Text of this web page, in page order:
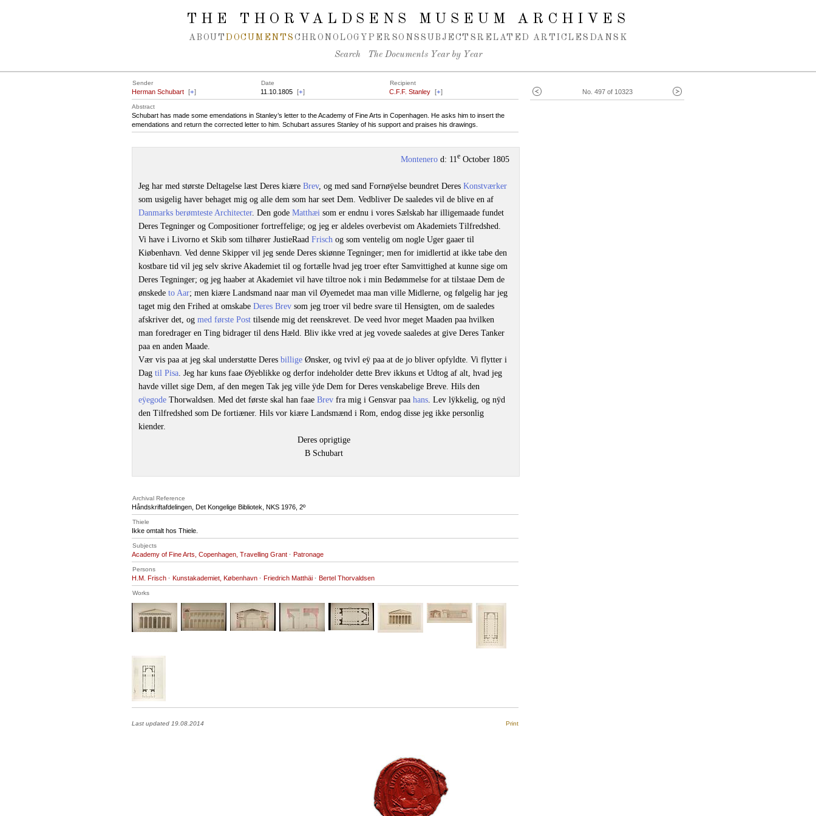
THE THORVALDSENS MUSEUM ARCHIVES
ABOUT DOCUMENTS CHRONOLOGY PERSONS SUBJECTS RELATED ARTICLES DANSK
Search The Documents Year by Year
No. 497 of 10323
Sender Date Recipient
Herman Schubart [+] 11.10.1805 [+] C.F.F. Stanley [+]
Abstract
Schubart has made some emendations in Stanley’s letter to the Academy of Fine Arts in Copenhagen. He asks him to insert the
emendations and return the corrected letter to him. Schubart assures Stanley of his support and praises his drawings.
Montenero d: 11e October 1805
Jeg har med største Deltagelse læst Deres kiære Brev, og med sand Fornøÿelse beundret Deres Konstværker
som usigelig haver behaget mig og alle dem som har seet Dem. Vedbliver De saaledes vil de blive en af
Danmarks berømteste Architecter. Den gode Matthæi som er endnu i vores Sælskab har illigemaade fundet
Deres Tegninger og Compositioner fortreffelige; og jeg er aldeles overbevist om Akademiets Tilfredshed.
Vi have i Livorno et Skib som tilhører JustieRaad Frisch og som ventelig om nogle Uger gaaer til
Kiøbenhavn. Ved denne Skipper vil jeg sende Deres skiønne Tegninger; men for imidlertid at ikke tabe den
kostbare tid vil jeg selv skrive Akademiet til og fortælle hvad jeg troer efter Samvittighed at kunne sige om
Deres Tegninger; og jeg haaber at Akademiet vil have tiltroe nok i min Bedømmelse for at tilstaae Dem de
ønskede to Aar; men kiære Landsmand naar man vil Øyemedet maa man ville Midlerne, og følgelig har jeg
taget mig den Frihed at omskabe Deres Brev som jeg troer vil bedre svare til Hensigten, om de saaledes
afskriver det, og med første Post tilsende mig det reenskrevet. De veed hvor meget Maaden paa hvilken
man foredrager en Ting bidrager til dens Hæld. Bliv ikke vred at jeg vovede saaledes at give Deres Tanker
paa en anden Maade.
Vær vis paa at jeg skal understøtte Deres billige Ønsker, og tvivl eÿ paa at de jo bliver opfyldte. Vi flytter i
Dag til Pisa . Jeg har kuns faae Øÿeblikke og derfor indeholder dette Brev ikkuns et Udtog af alt, hvad jeg
havde villet sige Dem, af den megen Tak jeg ville ÿde Dem for Deres venskabelige Breve. Hils den
eÿegode Thorwaldsen. Med det første skal han faae Brev fra mig i Gensvar paa hans . Lev lÿkkelig, og nÿd
den Tilfredshed som De fortiæner. Hils vor kiære Landsmænd i Rom, endog disse jeg ikke personlig
kiender.
Deres oprigtige
B Schubart
Archival Reference
Håndskriftafdelingen, Det Kongelige Bibliotek, NKS 1976 , 2º
Thiele
Ikke omtalt hos Thiele.
Subjects
Academy of Fine Arts, Copenhagen, Travelling Grant · Patronage
Persons
H.M. Frisch · Kunstakademiet, København · Friedrich Matthäi · Bertel Thorvaldsen
Works
Last updated 19.08.2014 Print